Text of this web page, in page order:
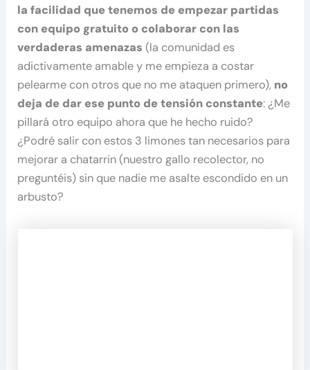
la facilidad que tenemos de empezar partidas
con equipo gratuito o colaborar con las
verdaderas amenazas (la comunidad es
adictivamente amable y me empieza a costar
pelearme con otros que no me ataquen primero), no
deja de dar ese punto de tensión constante: ¿Me
pillará otro equipo ahora que he hecho ruido?
¿Podré salir con estos 3 limones tan necesarios para
mejorar a chatarrin (nuestro gallo recolector, no
preguntéis) sin que nadie me asalte escondido en un
arbusto?